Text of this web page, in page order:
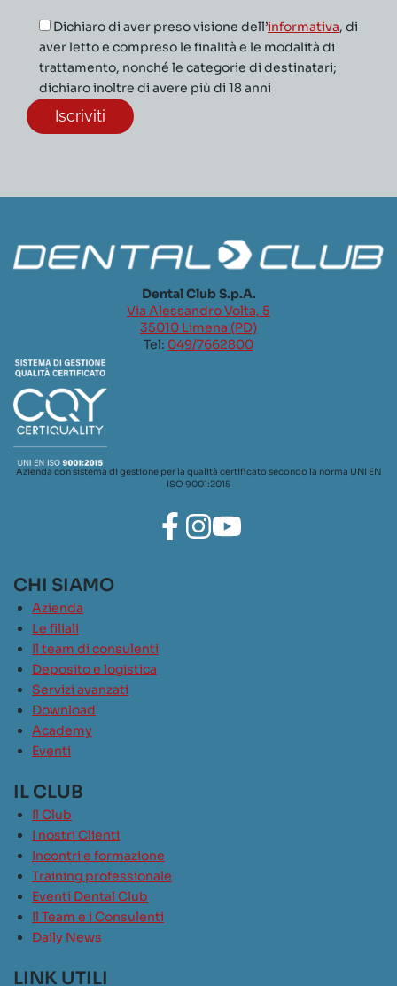
Dichiaro di aver preso visione dell’informativa, di
aver letto e compreso le finalità e le modalità di
trattamento, nonché le categorie di destinatari;
dichiaro inoltre di avere più di 18 anni
Dental Club S.p.A.
Via Alessandro Volta, 5
35010 Limena (PD)
Tel: 049/7662800
Azienda con sistema di gestione per la qualità certificato secondo la norma UNI EN
ISO 9001:2015
CHI SIAMO
Azienda
Le filiali
Il team di consulenti
Deposito e logistica
Servizi avanzati
Download
Academy
Eventi
IL CLUB
Il Club
I nostri Clienti
Incontri e formazione
Training professionale
Eventi Dental Club
Il Team e i Consulenti
Daily News
LINK UTILI